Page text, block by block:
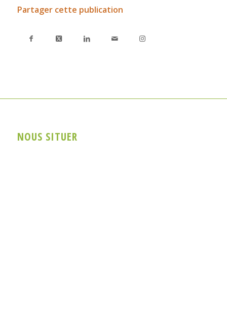
Partager cette publication
NOUS SITUER